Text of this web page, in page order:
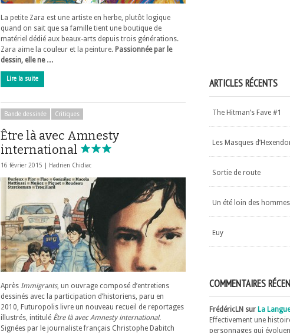
La petite Zara est une artiste en herbe, plutôt logique
quand on sait que sa famille tient une boutique de
matériel dédié aux beaux-arts depuis trois générations.
Zara aime la couleur et la peinture. Passionnée par le
dessin, elle ne …
Lire la suite
Bande dessinée Critiques
Être là avec Amnesty
international
16 février 2015 | Hadrien Chidiac
Après Immigrants, un ouvrage composé d’entretiens
dessinés avec la participation d’historiens, paru en
2010, Futuropolis livre un nouveau recueil de reportages
illustrés, intitulé Être là avec Amnesty international.
Signées par le journaliste français Christophe Dabitch
ARTICLES RÉCENTS
The Hitman’s Fave #1
Les Masques
Sortie de route
Un été loin des hommes
Euy
COMMENTAIRES
FrédéricLN sur La
Effectivement une
personnages qui